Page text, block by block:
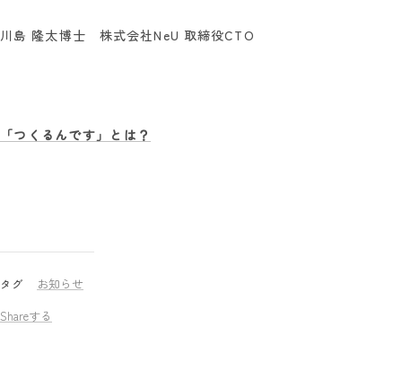
タグ
お知らせ
Shareする
川島 隆太博士 株式会社NeU 取締役CTO
「つくるんです」とは？